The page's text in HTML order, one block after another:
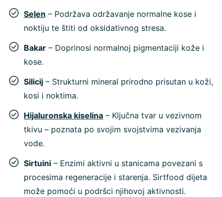
Selen – Podržava održavanje normalne kose i
noktiju te štiti od oksidativnog stresa.
Bakar – Doprinosi normalnoj pigmentaciji kože i
kose.
Silicij – Strukturni mineral prirodno prisutan u koži,
kosi i noktima.
Hijaluronska kiselina – Ključna tvar u vezivnom
tkivu – poznata po svojim svojstvima vezivanja
vode.
Sirtuini – Enzimi aktivni u stanicama povezani s
procesima regeneracije i starenja. Sirtfood dijeta
može pomoći u podršci njihovoj aktivnosti.